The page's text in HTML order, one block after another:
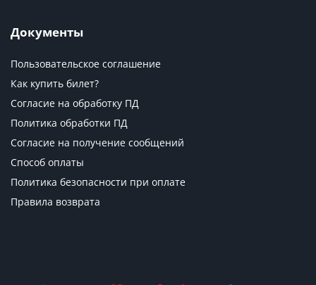
Документы
Пользовательское соглашение
Как купить билет?
Согласие на обработку ПД
Политика обработки ПД
Согласие на получение сообщений
Способ оплаты
Политика безопасности при оплате
Правила возврата